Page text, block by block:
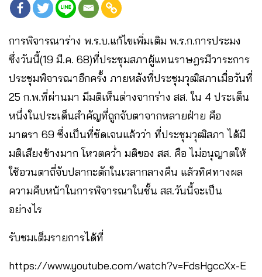
การพิจารณาร่าง พ.ร.บ.แก้ไขเพิ่มเติม พ.ร.ก.การประมง
ซึ่งวันนี้(19 มี.ค. 68)ที่ประชุมสภาผู้แทนราษฎรมีวาระการ
ประชุมพิจารณาอีกครั้ง ภายหลังที่ประชุมวุฒิสภาเมื่อวันที่
25 ก.พ.ที่ผ่านมา มีมติเห็นต่างจากร่าง สส. ใน 4 ประเด็น
หนึ่งในประเด็นสำคัญที่ถูกจับตาจากหลายฝ่าย คือ
มาตรา 69 ซึ่งเป็นที่ชัดเจนแล้วว่า ที่ประชุมวุฒิสภา ได้มี
มติเสียงข้างมาก โหวตคว่ำ มติของ สส. คือ ไม่อนุญาตให้
ใช้อวนตาถี่จับปลากะตักในเวลากลางคืน แล้วทิศทางผล
ความคืบหน้าในการพิจารณาในชั้น สส.วันนี้จะเป็น
อย่างไร
รับชมเต็มรายการได้ที่
https://www.youtube.com/watch?v=FdsHgccXx-E